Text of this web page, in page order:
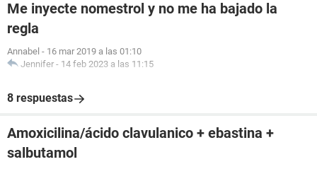
Me inyecte nomestrol y no me ha bajado la
regla
Annabel - 16 mar 2019 a las 01:10
Jennifer - 14 feb 2023 a las 11:15
8 respuestas
Amoxicilina/ácido clavulanico + ebastina +
salbutamol